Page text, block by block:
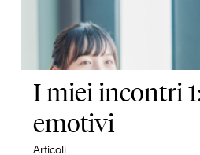
I miei incontri
emotivi
Articoli